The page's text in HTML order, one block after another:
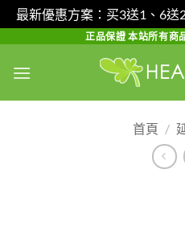
最新優惠方案：买3送1、6送
content
正品保證 本站所有商
首頁 /